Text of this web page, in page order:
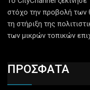
στόχο την προβολή των
τη στήριξη της
των μικρών τοπικών
ΠΡΟΣΦΑΤΑ